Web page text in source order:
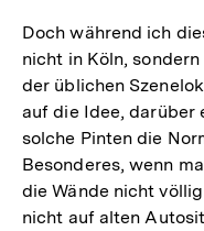
Doch während ich
nicht in Köln,
der üblichen
auf die Idee, darüber
solche Pinten die
Besonderes, wenn
die Wände nicht
nicht auf alten